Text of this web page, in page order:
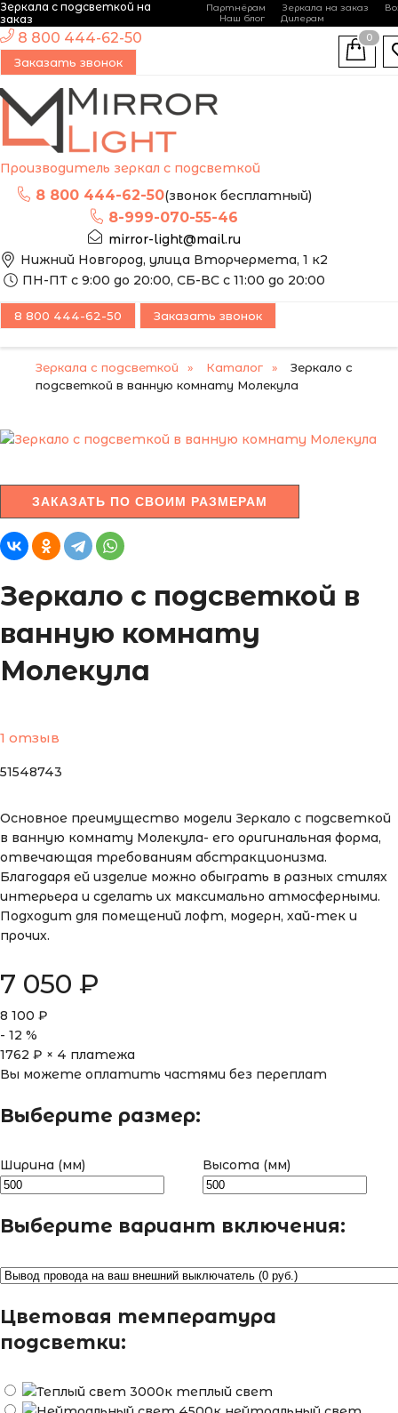
Зеркала с подсветкой на
заказ
Партнёрам Зеркала на заказ
Наш блог
Дилерам
Производитель зеркал с подсветкой
8 800 444-62-50(звонок бесплатный)
8-999-070-55-46
mirror-light@mail.ru
Нижний Новгород, улица Вторчермета, 1 к2
ПН-ПТ с 9:00 до 20:00, СБ-ВС с 11:00 до 20:00
8 800 444-62-50
Заказать звонок
0
8 800 444-62-50 Заказать звонок
Зеркала с подсветкой Каталог
Зеркало с
подсветкой в ванную комнату Молекула
ЭТО ЗЕРКАЛО МЫ
МОЖЕМ ИЗГОТОВИТЬ
ПО ВАШИМ
ЗАКАЗАТЬ ПО СВОИМ РАЗМЕРАМ
Зеркало с подсветкой в
ванную комнату
Молекула
1 отзыв
51548743
Основное преимущество модели Зеркало с подсветкой
в ванную комнату Молекула- его оригинальная форма,
отвечающая требованиям абстракционизма.
Благодаря ей изделие можно обыграть в разных стилях
интерьера и сделать их максимально атмосферными.
Подходит для помещений лофт, модерн, хай-тек и
прочих.
7 050 ₽
8 100 ₽
- 12 %
1762 ₽ × 4 платежа
Вы можете оплатить частями без переплат
Выберите размер:
Ширина (мм) Высота (мм)
Выберите вариант включения:
Цветовая температура
подсветки:
теплый свет
-